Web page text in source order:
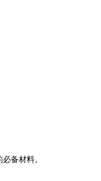
备材料。